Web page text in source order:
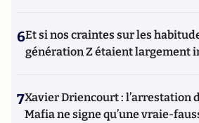
6Et si nos craintes sur les
génération Z étaient largement
7Xavier Driencourt : l’arrestation
Mafia ne signe qu’une vraie-